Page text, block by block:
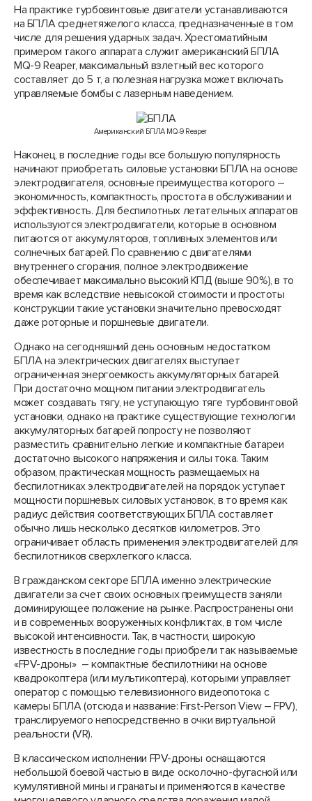
На практике турбовинтовые двигатели устанавливаются
на БПЛА среднетяжелого класса, предназначенные в том
числе для решения ударных задач. Хрестоматийным
примером такого аппарата служит американский БПЛА
MQ-9 Reaper, максимальный взлетный вес которого
составляет до 5 т, а полезная нагрузка может включать
управляемые бомбы с лазерным наведением.
Американский БПЛА MQ-9 Reaper
Наконец, в последние годы все большую популярность
начинают приобретать силовые установки БПЛА на основе
электродвигателя, основные преимущества которого –
экономичность, компактность, простота в обслуживании и
эффективность. Для беспилотных летательных аппаратов
используются электродвигатели, которые в основном
питаются от аккумуляторов, топливных элементов или
солнечных батарей. По сравнению с двигателями
внутреннего сгорания, полное электродвижение
обеспечивает максимально высокий КПД (выше 90%), в то
время как вследствие невысокой стоимости и простоты
конструкции такие установки значительно превосходят
даже роторные и поршневые двигатели.
Однако на сегодняшний день основным недостатком
БПЛА на электрических двигателях выступает
ограниченная энергоемкость аккумуляторных батарей.
При достаточно мощном питании электродвигатель
может создавать тягу, не уступающую тяге турбовинтовой
установки, однако на практике существующие технологии
аккумуляторных батарей попросту не позволяют
разместить сравнительно легкие и компактные батареи
достаточно высокого напряжения и силы тока. Таким
образом, практическая мощность размещаемых на
беспилотниках электродвигателей на порядок уступает
мощности поршневых силовых установок, в то время как
радиус действия соответствующих БПЛА составляет
обычно лишь несколько десятков километров. Это
ограничивает область применения электродвигателей для
беспилотников сверхлегкого класса.
В гражданском секторе БПЛА именно электрические
двигатели за счет своих основных преимуществ заняли
доминирующее положение на рынке. Распространены они
и в современных вооруженных конфликтах, в том числе
высокой интенсивности. Так, в частности, широкую
известность в последние годы приобрели так называемые
«FPV-дроны» – компактные беспилотники на основе
квадрокоптера (или мультикоптера), которыми управляет
оператор с помощью телевизионного видеопотока с
камеры БПЛА (отсюда и название: First-Person View – FPV),
транслируемого непосредственно в очки виртуальной
реальности (VR).
В классическом исполнении FPV-дроны оснащаются
небольшой боевой частью в виде осколочно-фугасной или
кумулятивной мины и гранаты и применяются в качестве